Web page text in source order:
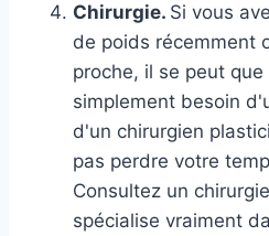
Chirurgie. Si vous
de poids récemment
proche, il se peut
simplement besoin
d'un chirurgien
pas perdre votre
Consultez un
spécialise vraiment